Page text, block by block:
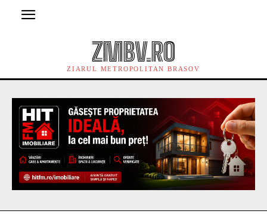
ZMBV.RO
ZIARUL METROPOLITAN BRASOV